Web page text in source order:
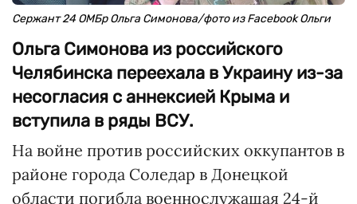
Сержант 24 ОМБр Ольга Симонова/фото из Facebook Ольги
Ольга Симонова из российского
Челябинска переехала в Украину из-за
несогласия с аннексией Крыма и
вступила в ряды ВСУ.
На войне против российских оккупантов в
районе города Соледар в Донецкой
области погибла военнослужащая 24-й